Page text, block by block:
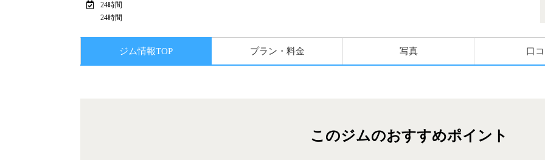
24時間
24時間
ジム情報TOP プラン・料金 写真 口コ
このジムのおすすめポイント